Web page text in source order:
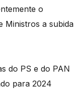
o
Ministros a subida
do PS e do PAN
para 2024